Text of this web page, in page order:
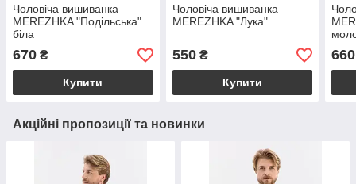
Чоловіча вишиванка
MEREZHKA "Подільська"
біла
670 ₴
Купити
Чоловіча вишиванка
MEREZHKA "Лука"
550₴
Купити
660
Акційні пропозиції та новинки